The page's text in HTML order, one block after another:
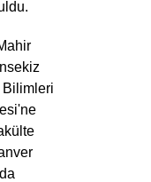
Bilimleri